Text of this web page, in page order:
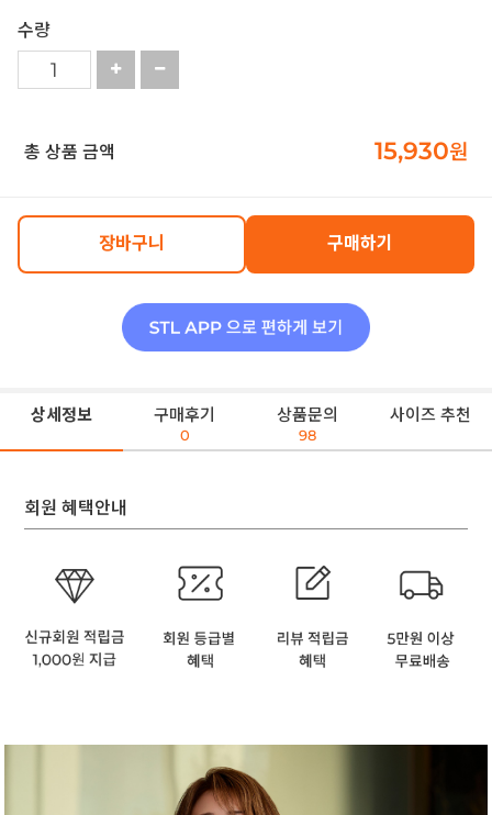
수량
총 상품 금액 15,930원
장바구니 구매하기
상세정보 구매후기
0
상품문의
98
사이즈 추천
회원 혜택안내